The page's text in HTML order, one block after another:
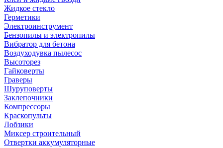
Жидкое стекло
Герметики
Электроинструмент
Бензопилы и электропилы
Вибратор для бетона
Воздуходувка пылесос
Высоторез
Гайковерты
Граверы
Шуруповерты
Заклепочники
Компрессоры
Краскопульты
Лобзики
Миксер строительный
Отвертки аккумуляторные